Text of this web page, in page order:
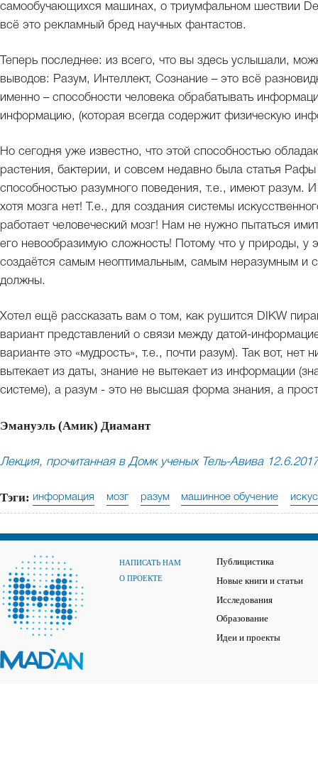
самообучающихся машинах, о триумфальном шествии
всё это рекламный бред научных фантастов.
Теперь последнее: из всего, что вы здесь услышали,
выводов: Разум, Интеллект, Сознание – это всё
именно – способности человека обрабатывать
информацию, (которая всегда содержит физическую
Но сегодня уже известно, что этой способностью
растения, бактерии, и совсем недавно была статья
способностью разумного поведения, т.е., имеют разум.
хотя мозга нет! Т.е., для создания системы
работает человеческий мозг! Нам не нужно пытаться
его невообразимую сложность! Потому что у природы, у
создаётся самым неоптимальным, самым неразумным и
должны.
Хотел ещё рассказать вам о том, как рушится DIKW
вариант представлений о связи между датой-
варианте это «мудрость», т.е., почти разум). Так вот,
вытекает из даты, знание не вытекает из информации
системе), а разум - это не высшая форма знания, а
Эмануэль (Амик) Диамант
Лекция, прочитанная в Домк ученых Тель-Авива
Тэги: информация мозг разум машинное обучение
НАПИСАТЬ НАМ
О ПРОЕКТЕ
Публицистика
Новые книги и статьи
Исследования
Образование
Идеи и проекты